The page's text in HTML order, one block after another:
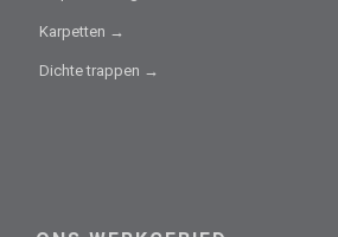
Karpetten →
Dichte trappen →